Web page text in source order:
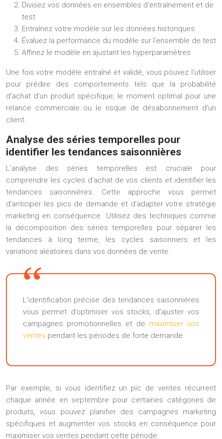
Divisez vos données en ensembles d’entraînement et de
test
Entraînez votre modèle sur les données historiques
Évaluez la performance du modèle sur l’ensemble de test
Affinez le modèle en ajustant les hyperparamètres
Une fois votre modèle entraîné et validé, vous pouvez l’utiliser
pour prédire des comportements tels que la probabilité
d’achat d’un produit spécifique, le moment optimal pour une
relance commerciale ou le risque de désabonnement d’un
client.
Analyse des séries temporelles pour
identifier les tendances saisonnières
L’analyse des séries temporelles est cruciale pour
comprendre les cycles d’achat de vos clients et identifier les
tendances saisonnières. Cette approche vous permet
d’anticiper les pics de demande et d’adapter votre stratégie
marketing en conséquence. Utilisez des techniques comme
la décomposition des séries temporelles pour séparer les
tendances à long terme, les cycles saisonniers et les
variations aléatoires dans vos données de vente.
L’identification précise des tendances saisonnières
vous permet d’optimiser vos stocks, d’ajuster vos
campagnes promotionnelles et de maximiser vos
ventes pendant les périodes de forte demande.
Par exemple, si vous identifiez un pic de ventes récurrent
chaque année en septembre pour certaines catégories de
produits, vous pouvez planifier des campagnes marketing
spécifiques et augmenter vos stocks en conséquence pour
maximiser vos ventes pendant cette période.